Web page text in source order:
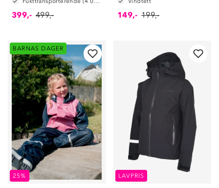
399,- 499,- 149,- 199,-
BARNAS DAGER
25% LAVPRIS